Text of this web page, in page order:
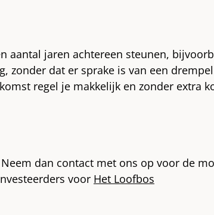
aantal jaren achtereen steunen,
zonder dat er sprake is van een
regel je makkelijk en zonder extra
dan contact met ons op voor de
voor Het Loofbos